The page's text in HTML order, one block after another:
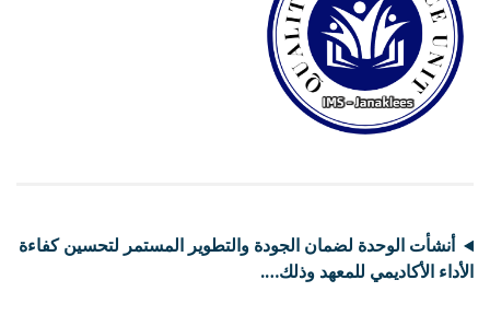
أنشأت الوحدة لضمان الجودة والتطوير المستمر لتحسين كفاءة
الأداء الأكاديمي للمعهد وذلك….